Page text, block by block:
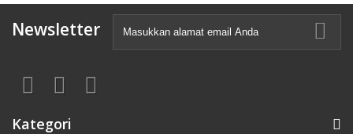
Newsletter
Kategori